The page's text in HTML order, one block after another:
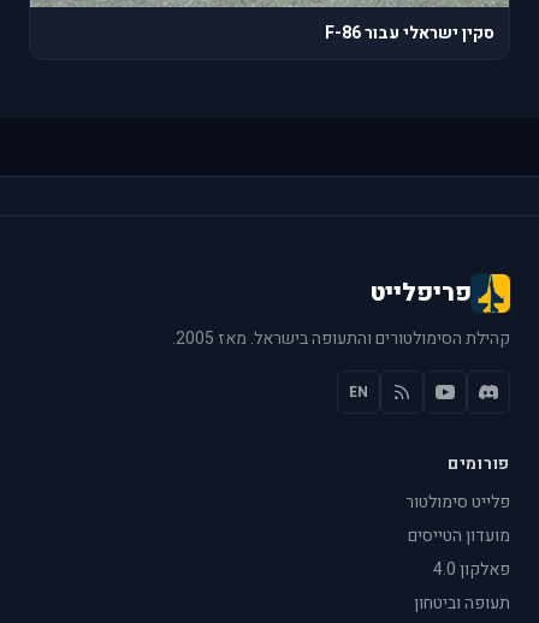
סקין ישראלי עבור F-86
פריפלייט
קהילת הסימולטורים והתעופה בישראל. מאז 2005.
EN
פורומים
פלייט סימולטור
מועדון הטייסים
פאלקון 4.0
תעופה וביטחון